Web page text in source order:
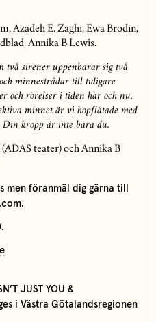
Azadeh E. Zaghi, Ewa Brodin,
Annika B Lewis.
två sirener uppenbarar sig två
minnestrådar till tidigare
och rörelser i tiden här och nu.
minnet är vi hopflätade med
Din kropp är inte bara du.
teater) och Annika B
men föranmäl dig gärna till
JUST YOU &
i Västra Götalandsregionen